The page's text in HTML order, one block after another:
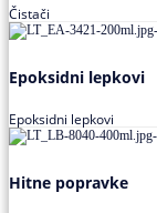
Čistači
Epoksidni lepkovi
Epoksidni lepkovi
Hitne popravke